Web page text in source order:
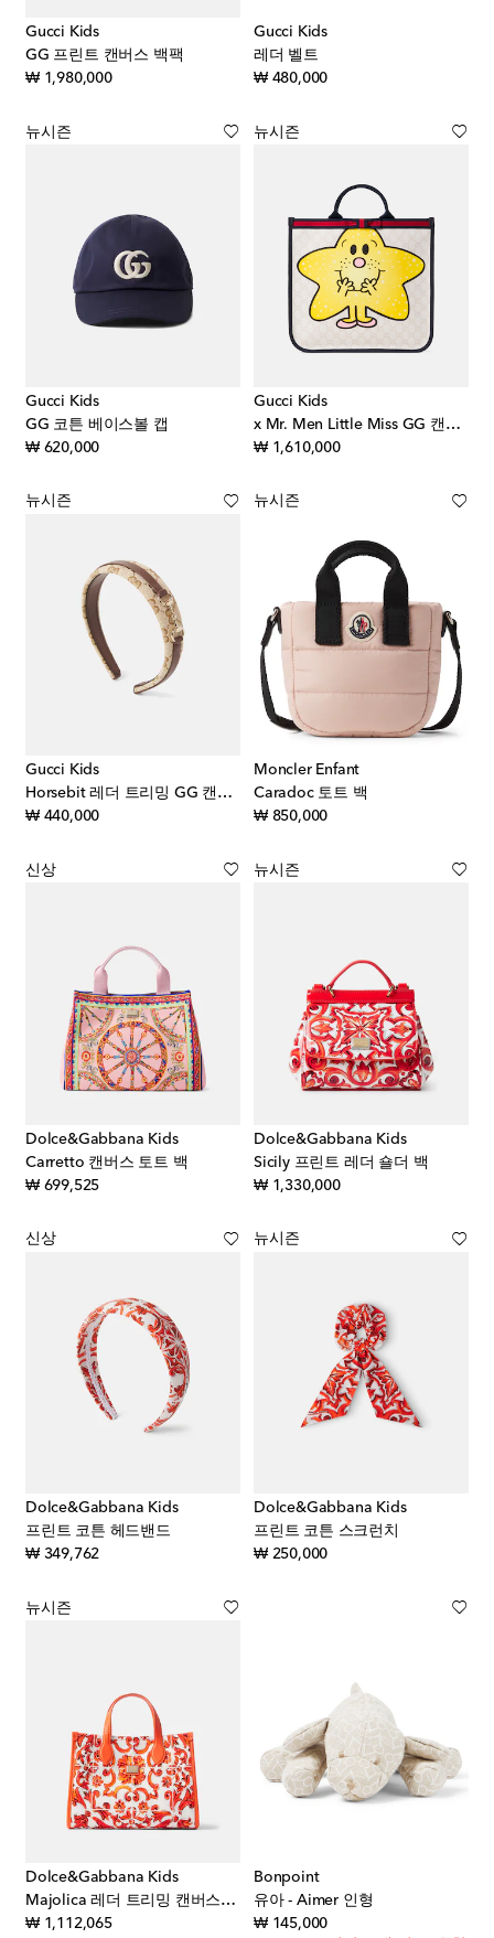
Gucci Kids
GG 프린트 캔버스 백팩
₩ 1,980,000original price
Gucci Kids
레더 벨트
₩ 480,000original price
뉴시즌
Gucci Kids
GG 코튼 베이스볼 캡
₩ 620,000original price
뉴시즌
Gucci Kids
x Mr. Men Little Miss GG 캔버스 토트 백
₩ 1,610,000original price
뉴시즌
Gucci Kids
Horsebit 레더 트리밍 GG 캔버스 헤드밴드
₩ 440,000original price
뉴시즌
Moncler Enfant
Caradoc 토트 백
₩ 850,000original price
신상
Dolce&Gabbana Kids
Carretto 캔버스 토트 백
₩ 699,525original price
뉴시즌
Dolce&Gabbana Kids
Sicily 프린트 레더 숄더 백
₩ 1,330,000original price
신상
Dolce&Gabbana Kids
프린트 코튼 헤드밴드
₩ 349,762original price
뉴시즌
Dolce&Gabbana Kids
프린트 코튼 스크런치
₩ 250,000original price
뉴시즌
Dolce&Gabbana Kids
Majolica 레더 트리밍 캔버스 토트 백
₩ 1,112,065original price
Bonpoint
유아 - Aimer 인형
₩ 145,000original price